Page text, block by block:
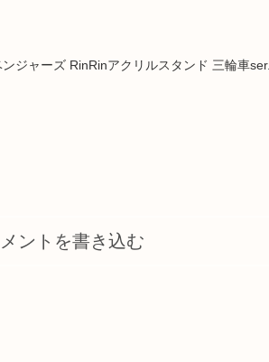
ジャーズ RinRinアクリルスタンド 三輪車ser.
ントを書き込む